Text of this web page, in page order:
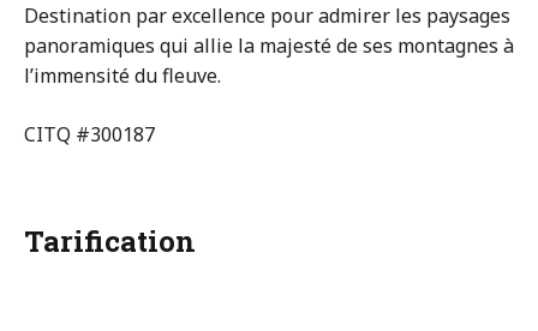
Destination par excellence pour admirer les paysages
panoramiques qui allie la majesté de ses montagnes à
l’immensité du fleuve.
CITQ #300187
Tarification